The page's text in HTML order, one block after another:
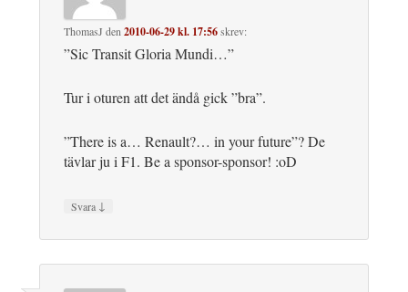
ThomasJ den2010-06-29 kl. 17:56skrev:
”Sic Transit Gloria Mundi…”
Tur i oturen att det ändå gick ”bra”.
”There is a… Renault?… in your future”? De
tävlar ju i F1. Be a sponsor-sponsor! :oD
Svara ↓